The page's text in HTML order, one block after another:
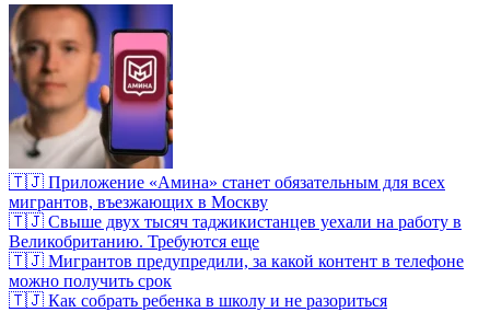
🇹🇯 Приложение «Амина» станет обязательным для всех
мигрантов, въезжающих в Москву
🇹🇯 Свыше двух тысяч таджикистанцев уехали на работу в
Великобританию. Требуются еще
🇹🇯 Мигрантов предупредили, за какой контент в телефоне
можно получить срок
🇹🇯 Как собрать ребенка в школу и не разориться